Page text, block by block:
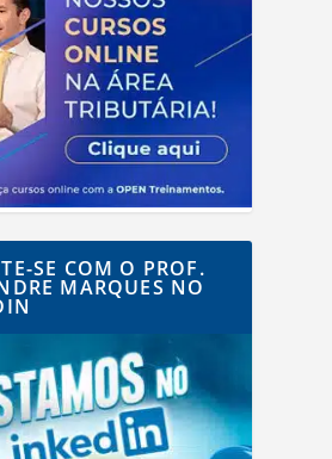
SE COM O PROF.
MARQUES NO